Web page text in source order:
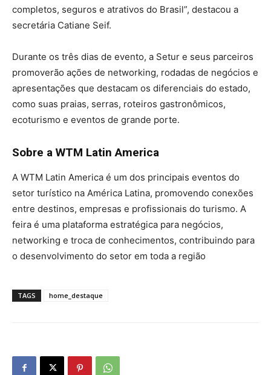
completos, seguros e atrativos do Brasil”, destacou a
secretária Catiane Seif.
Durante os três dias de evento, a Setur e seus parceiros
promoverão ações de networking, rodadas de negócios e
apresentações que destacam os diferenciais do estado,
como suas praias, serras, roteiros gastronômicos,
ecoturismo e eventos de grande porte.
Sobre a WTM Latin America
A WTM Latin America é um dos principais eventos do
setor turístico na América Latina, promovendo conexões
entre destinos, empresas e profissionais do turismo. A
feira é uma plataforma estratégica para negócios,
networking e troca de conhecimentos, contribuindo para
o desenvolvimento do setor em toda a região
TAGS home_destaque